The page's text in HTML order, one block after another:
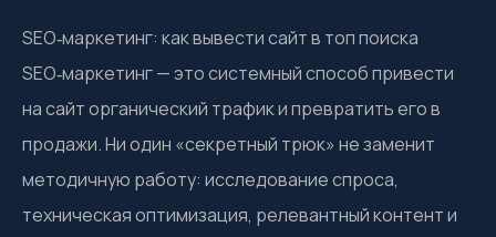
SEO‑маркетинг: как вывести сайт в топ поиска
SEO‑маркетинг — это системный способ привести
на сайт органический трафик и превратить его в
продажи. Ни один «секретный трюк» не заменит
методичную работу: исследование спроса,
техническая оптимизация, релевантный контент и